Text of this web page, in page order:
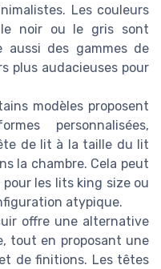
Les couleurs
le noir ou le gris sont
aussi des gammes de
plus audacieuses pour
modèles proposent
personnalisées,
de lit à la taille du lit
la chambre. Cela peut
les lits king size ou
atypique.
offre une alternative
tout en proposant une
de finitions. Les têtes